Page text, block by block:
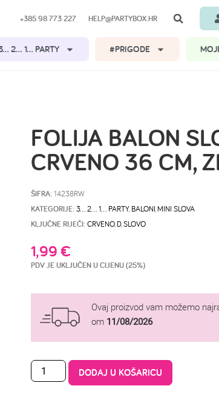
+385 98 773 227 HELP@PARTYBOX.HR
2… 1… PARTY #PRIGODE
FOLIJA BALON
CRVENO 36 CM,
ŠIFRA: 14238RW
KATEGORIJE: 3… 2… 1… PARTY, BALONI MINI SLOVA
KLJUČNE RIJEČI: CRVENO, D,SLOVO
1,99€
PDV JE UKLJUČEN U CIJENU (25%)
Ovaj proizvod vam možemo
om 11/08/2026
DODAJ U KOŠARICU